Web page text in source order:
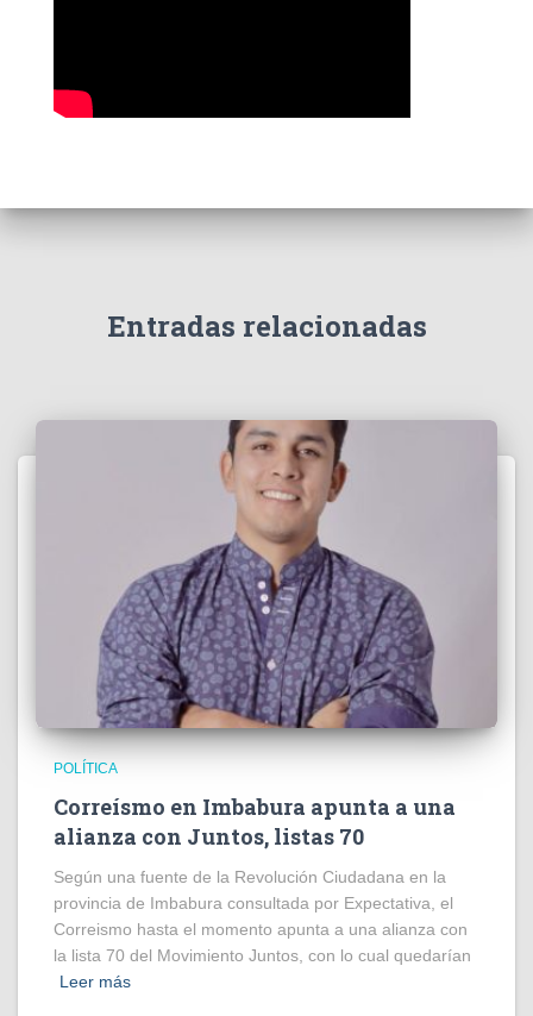
Entradas relacionadas
POLÍTICA
Correísmo en Imbabura apunta a una
alianza con Juntos, listas 70
Según una fuente de la Revolución Ciudadana en la
provincia de Imbabura consultada por Expectativa, el
Correismo hasta el momento apunta a una alianza con
la lista 70 del Movimiento Juntos, con lo cual quedarían
Leer más